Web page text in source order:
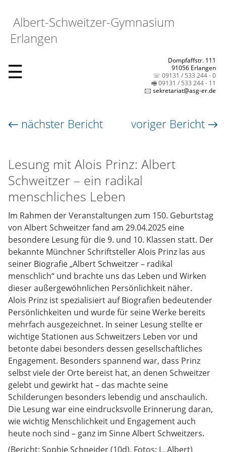
Albert-Schweitzer-Gymnasium
Erlangen
☰
Dompfaffstr. 111
91056 Erlangen
☏ 09131 / 533 244 - 0
🖷 09131 / 533 244 - 11
🖂 sekretariat@asg-er.de
← nächster Bericht voriger Bericht →
Lesung mit Alois Prinz: Albert
Schweitzer – ein radikal
menschliches Leben
Im Rahmen der Veranstaltungen zum 150. Geburtstag
von Albert Schweitzer fand am 29.04.2025 eine
besondere Lesung für die 9. und 10. Klassen statt. Der
bekannte Münchner Schriftsteller Alois Prinz las aus
seiner Biografie „Albert Schweitzer – radikal
menschlich“ und brachte uns das Leben und Wirken
dieser außergewöhnlichen Persönlichkeit näher.
Alois Prinz ist spezialisiert auf Biografien bedeutender
Persönlichkeiten und wurde für seine Werke bereits
mehrfach ausgezeichnet. In seiner Lesung stellte er
wichtige Stationen aus Schweitzers Leben vor und
betonte dabei besonders dessen gesellschaftliches
Engagement. Besonders spannend war, dass Prinz
selbst viele der Orte bereist hat, an denen Schweitzer
gelebt und gewirkt hat – das machte seine
Schilderungen besonders lebendig und anschaulich.
Die Lesung war eine eindrucksvolle Erinnerung daran,
wie wichtig Menschlichkeit und Engagement auch
heute noch sind – ganz im Sinne Albert Schweitzers.
(Bericht: Sophie Schneider (10d), Fotos: L. Albert)